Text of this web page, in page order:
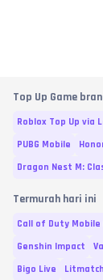
Top Up Game
Roblox Top Up via
PUBG Mobile
Dragon Nest M:
Termurah hari ini
Call of Duty Mobile
Genshin Impact
Bigo Live
Litmatch